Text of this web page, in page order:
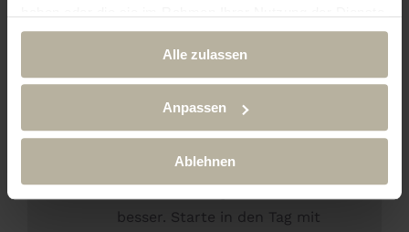
gesammelt haben.
Alle zulassen
Anpassen
Ablehnen
einer kurzen Wanderung. Du
wirst merken: Allein das
verändert die Wahrnehmung.
Kombiniere Aktivität und
Wer sich bewegt, erholt sich
besser. Starte in den Tag mit